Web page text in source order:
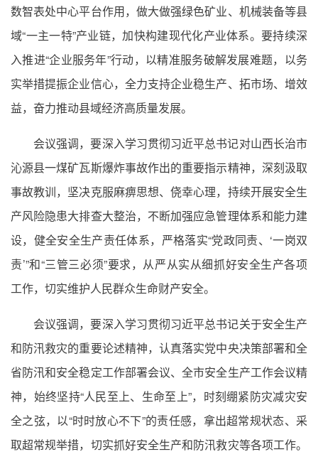
数智表处中心平台作用，做大做强绿色矿业、机械装备等县
域“一主一特”产业链，加快构建现代化产业体系。要持续深
入推进“企业服务年”行动，以精准服务破解发展难题，以务
实举措提振企业信心，全力支持企业稳生产、拓市场、增效
益，奋力推动县域经济高质量发展。
会议强调，要深入学习贯彻习近平总书记对山西长治市
沁源县一煤矿瓦斯爆炸事故作出的重要指示精神，深刻汲取
事故教训，坚决克服麻痹思想、侥幸心理，持续开展安全生
产风险隐患大排查大整治，不断加强应急管理体系和能力建
设，健全安全生产责任体系，严格落实“党政同责、‘一岗双
责’”和“三管三必须”要求，从严从实从细抓好安全生产各项
工作，切实维护人民群众生命财产安全。
会议强调，要深入学习贯彻习近平总书记关于安全生产
和防汛救灾的重要论述精神，认真落实党中央决策部署和全
省防汛和安全稳定工作部署会议、全市安全生产工作会议精
神，始终坚持“人民至上、生命至上”，时刻绷紧防灾减灾安
全之弦，以“时时放心不下”的责任感，拿出超常规状态、采
取超常规举措，切实抓好安全生产和防汛救灾等各项工作。